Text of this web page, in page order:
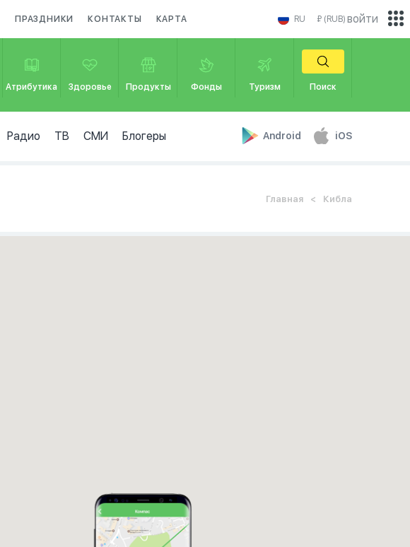
ПРАЗДНИКИ КОНТАКТЫ КАРТА RU ₽ (RUB)
Атрибутика Здоровье Продукты Фонды Туризм Поиск
Радио ТВ СМИ Блогеры Android iOS
войти
Главная Кибла